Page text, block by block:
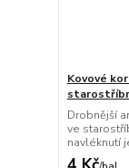
Kovové
Drobnější
ve
navléknutí